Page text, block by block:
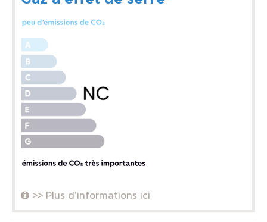
>> Plus d'informations ici